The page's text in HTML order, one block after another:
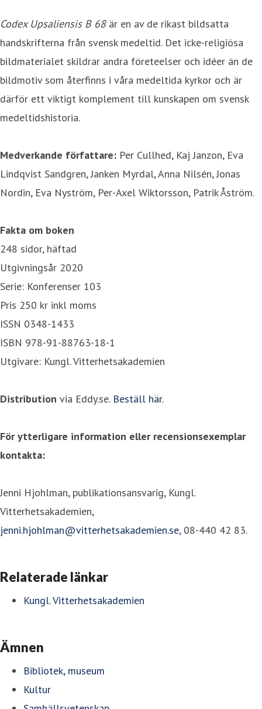
Codex Upsaliensis B 68är en av de rikast bildsatta
handskrifterna från svensk medeltid. Det icke-religiösa
bildmaterialet skildrar andra företeelser och idéer än de
bildmotiv som återfinns i våra medeltida kyrkor och är
därför ett viktigt komplement till kunskapen om svensk
medeltidshistoria.
Medverkande författare: Per Cullhed, Kaj Janzon, Eva
Lindqvist Sandgren, Janken Myrdal, Anna Nilsén, Jonas
Nordin, Eva Nyström, Per-Axel Wiktorsson, Patrik Åström.
Fakta om boken
248 sidor, häftad
Utgivningsår 2020
Serie: Konferenser 103
Pris 250 kr inkl moms
ISSN 0348-1433
ISBN 978-91-88763-18-1
Utgivare: Kungl. Vitterhetsakademien
Distribution via Eddy.se. Beställ här.
För ytterligare information eller recensionsexemplar
kontakta:
Jenni Hjohlman, publikationsansvarig, Kungl.
Vitterhetsakademien,
jenni.hjohlman@vitterhetsakademien.se, 08-440 42 83.
Relaterade länkar
Kungl. Vitterhetsakademien
Ämnen
Bibliotek, museum
Kultur